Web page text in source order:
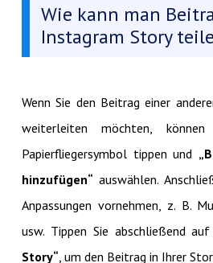
Wie kann man
Instagram Story
Wenn Sie den Beitrag einer
weiterleiten möchten,
Papierfliegersymbol tippen und
hinzufügen“ auswählen.
Anpassungen vornehmen, z. B.
usw. Tippen Sie abschließend
Story“ , um den Beitrag in Ihrer